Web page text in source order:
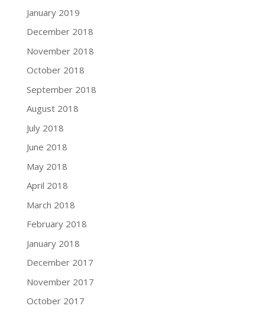
January 2019
December 2018
November 2018
October 2018
September 2018
August 2018
July 2018
June 2018
May 2018
April 2018
March 2018
February 2018
January 2018
December 2017
November 2017
October 2017